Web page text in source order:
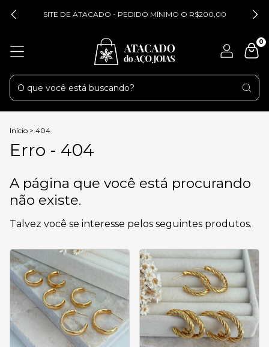
SITE DE ATACADO - PEDIDO MÍNIMO O R$200,00
0
Início > 404
Erro - 404
A página que você está procurando
não existe.
Talvez você se interesse pelos seguintes produtos.